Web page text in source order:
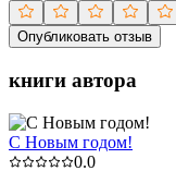
Опубликовать отзыв
книги автора
С Новым годом!
0.0